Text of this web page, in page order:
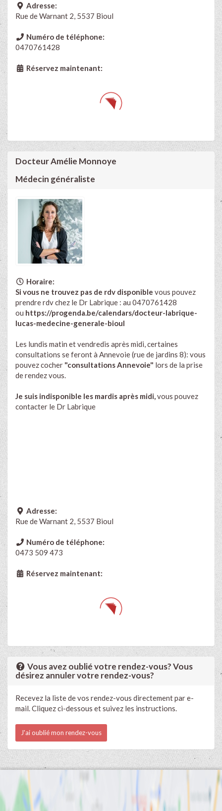
Adresse:
Rue de Warnant 2, 5537 Bioul
Numéro de téléphone:
0470761428
Réservez maintenant:
Docteur Amélie Monnoye
Médecin généraliste
Horaire:
Si vous ne trouvez pas de rdv disponible vous pouvez
prendre rdv chez le Dr Labrique : au 0470761428
ou https://progenda.be/calendars/docteur-labrique-
lucas-medecine-generale-bioul
Les lundis matin et vendredis après midi, certaines
consultations se feront à Annevoie (rue de jardins 8): vous
pouvez cocher "consultations Annevoie" lors de la prise
de rendez vous.
Je suis indisponible les mardis après midi, vous pouvez
contacter le Dr Labrique
Adresse:
Rue de Warnant 2, 5537 Bioul
Numéro de téléphone:
0473 509 473
Réservez maintenant:
Vous avez oublié votre rendez-vous? Vous
désirez annuler votre rendez-vous?
Recevez la liste de vos rendez-vous directement par e-
mail. Cliquez ci-dessous et suivez les instructions.
J'ai oublié mon rendez-vous